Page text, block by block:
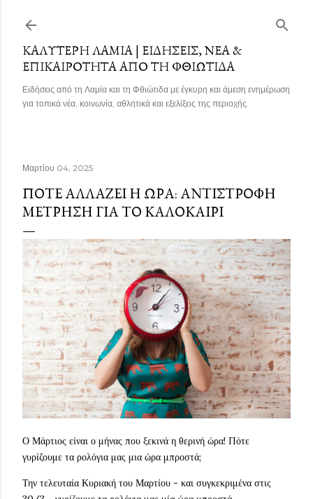
ΚΑΛΎΤΕΡΗ ΛΑΜΊΑ | ΕΙΔΉΣΕΙΣ, ΝΈΑ &
ΕΠΙΚΑΙΡΌΤΗΤΑ ΑΠΌ ΤΗ ΦΘΙΏΤΙΔΑ
Ειδήσεις από τη Λαμία και τη Φθιώτιδα με έγκυρη και άμεση ενημέρωση
για τοπικά νέα, κοινωνία, αθλητικά και εξελίξεις της περιοχής.
Μαρτίου 04, 2025
ΠΌΤΕ ΑΛΛΆΖΕΙ Η ΏΡΑ: ΑΝΤΊΣΤΡΟΦΗ
ΜΈΤΡΗΣΗ ΓΙΑ ΤΟ ΚΑΛΟΚΑΊΡΙ
Ο Μάρτιος είναι ο μήνας που ξεκινά η θερινή ώρα! Πότε
γυρίζουμε τα ρολόγια μας μια ώρα μπροστά;
Την τελευταία Κυριακή του Μαρτίου - και συγκεκριμένα στις